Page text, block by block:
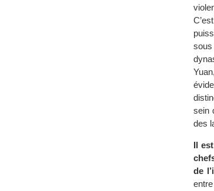
sous
sein
des
Il
de